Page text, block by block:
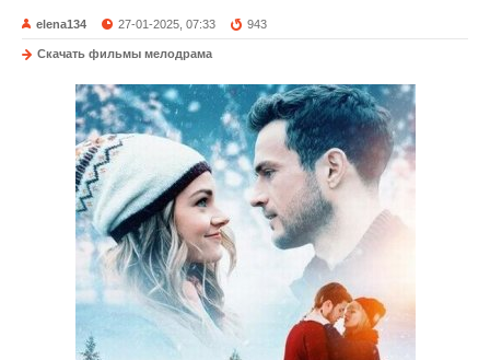
elena134 27-01-2025, 07:33 943
Скачать фильмы мелодрама